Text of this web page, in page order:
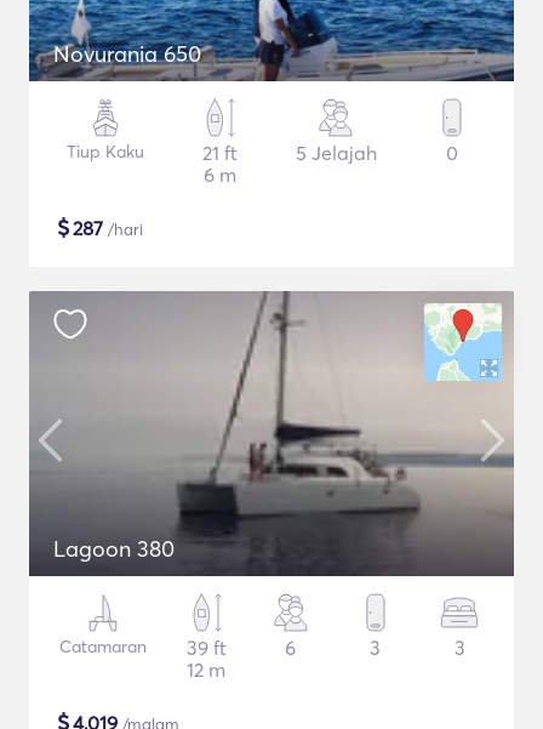
Novurania 650
Tiup Kaku
21 ft
6 m
5 Jelajah 0
$287 /hari
Lagoon 380
Catamaran
39 ft
12 m
6 3 3
$4,019 /malam